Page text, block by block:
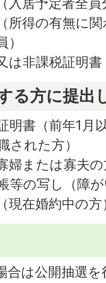
所得の有無に
は非課税証明書
る方に提出
明書（前年1月
された方）
婦または寡夫
等の写し（障
現在婚約中の方
合は公開抽選